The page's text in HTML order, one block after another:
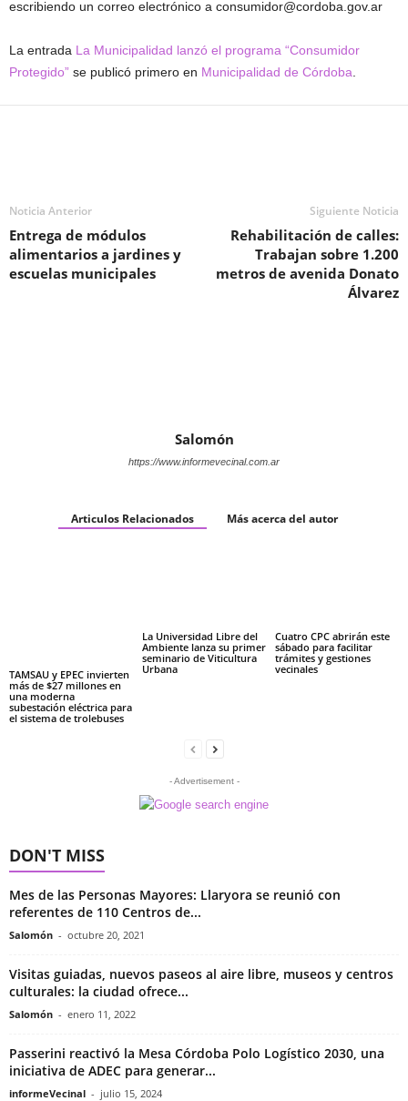
escribiendo un correo electrónico a consumidor@cordoba.gov.ar
La entrada La Municipalidad lanzó el programa “Consumidor
Protegido” se publicó primero en Municipalidad de Córdoba
Noticia Anterior
Entrega de módulos
alimentarios a jardines y
escuelas municipales
Siguiente Noticia
Rehabilitación de calles:
Trabajan sobre 1.200
metros de avenida Donato
Álvarez
Salomón
https://www.informevecinal.com.ar
Articulos Relacionados Más acerca del autor
TAMSAU y EPEC invierten
más de $27 millones en
una moderna
subestación eléctrica para
el sistema de trolebuses
La Universidad Libre del
Ambiente lanza su primer
seminario de Viticultura
Urbana
Cuatro CPC abrirán este
sábado para facilitar
trámites y gestiones
vecinales
- Advertisement -
DON'T MISS
Mes de las Personas Mayores: Llaryora se reunió con
referentes de 110 Centros de...
Salomón - octubre 20, 2021
Visitas guiadas, nuevos paseos al aire libre, museos y centros
culturales: la ciudad ofrece...
Salomón - enero 11, 2022
Passerini reactivó la Mesa Córdoba Polo Logístico 2030, una
iniciativa de ADEC para generar...
informeVecinal - julio 15, 2024